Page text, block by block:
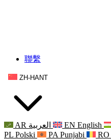
聯繫
ZH-HANT
AR العربية EN English
PL Polski PA Punjabi RO